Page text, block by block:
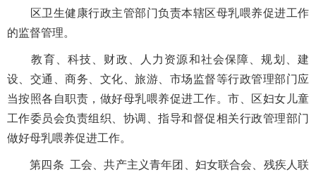
区卫生健康行政主管部门负责本辖区母乳喂养促进工作
的监督管理。
教育、科技、财政、人力资源和社会保障、规划、建
设、交通、商务、文化、旅游、市场监督等行政管理部门应
当按照各自职责，做好母乳喂养促进工作。市、区妇女儿童
工作委员会负责组织、协调、指导和督促相关行政管理部门
做好母乳喂养促进工作。
第四条 工会、共产主义青年团、妇女联合会、残疾人联